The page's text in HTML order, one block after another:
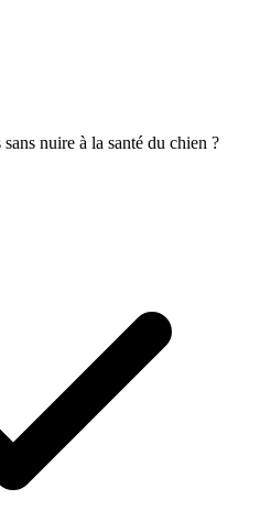
nuire à la santé du chien ?